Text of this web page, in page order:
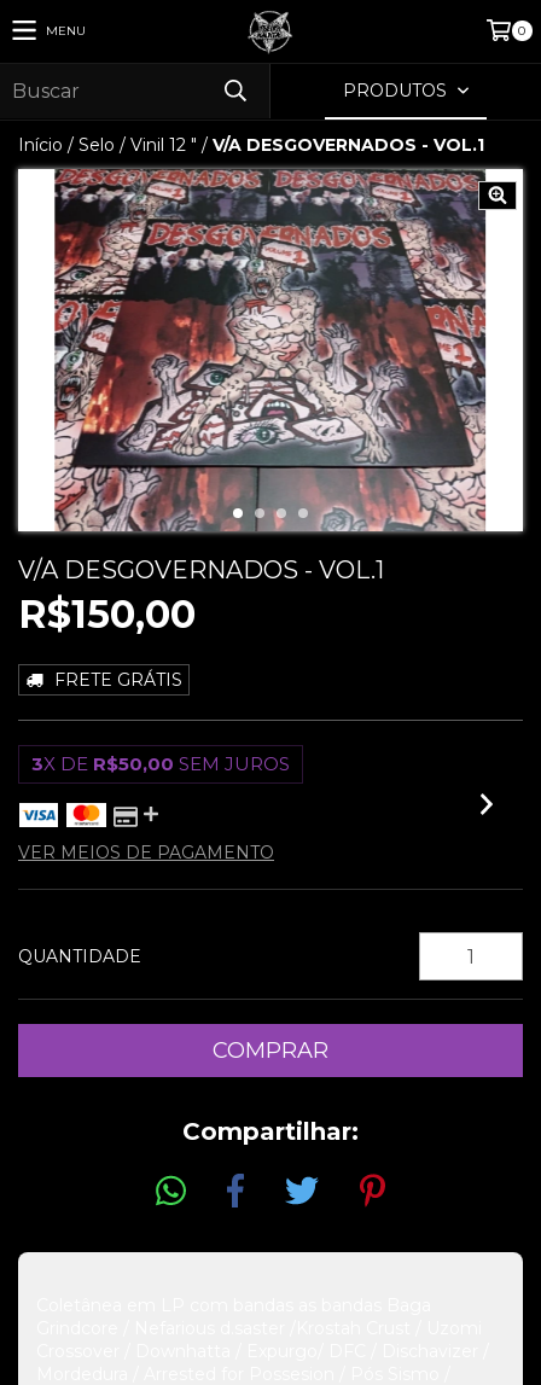
MENU 0
PRODUTOS
Início / Selo / Vinil 12 " / V/A DESGOVERNADOS - VOL.1
V/A DESGOVERNADOS - VOL.1
R$150,00
FRETE GRÁTIS
3X DE R$50,00 SEM JUROS
VER MEIOS DE PAGAMENTO
QUANTIDADE
Compartilhar: